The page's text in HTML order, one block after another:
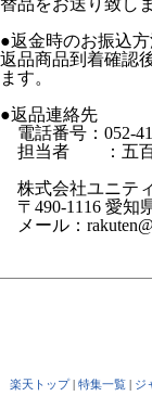
替品をお送り致し
●返金時のお振込
返品商品到着確認
ます。
●返品連絡先
電話番号：052-
担当者 ：五百
株式会社ユニテ
〒490-1116 愛知
メール：
楽天トップ
特集一覧 ジ